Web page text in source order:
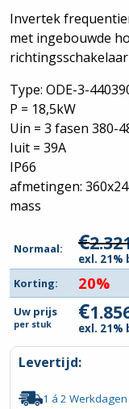
Invertek
met ingebouwde
Type: ODE-3-
P = 18,5kW
Uin = 3 fasen 380-
Iuit = 39A
IP66
afmetingen:
mass
Normaal: €
exl. 21%
Korting:
20%
Uw prijs
per stuk €
exl. 21%
Levertijd:
1 á 2 Werkdagen